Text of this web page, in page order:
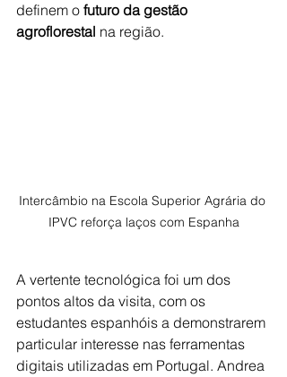
definem o futuro da gestão
agroflorestal na região.
Intercâmbio na Escola Superior Agrária do
IPVC reforça laços com Espanha
A vertente tecnológica foi um dos
pontos altos da visita, com os
estudantes espanhóis a demonstrarem
particular interesse nas ferramentas
digitais utilizadas em Portugal. Andrea